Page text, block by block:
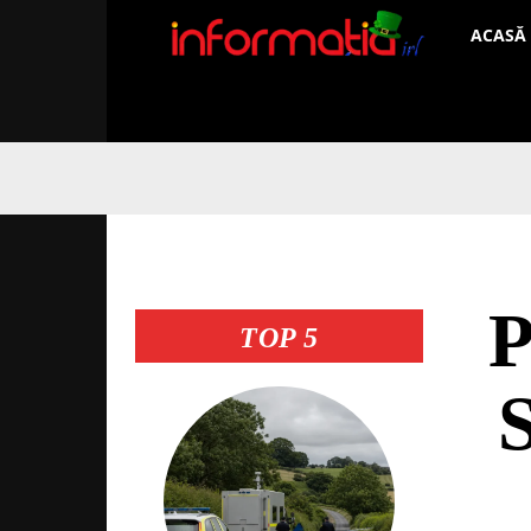
ACASĂ
TOP 5